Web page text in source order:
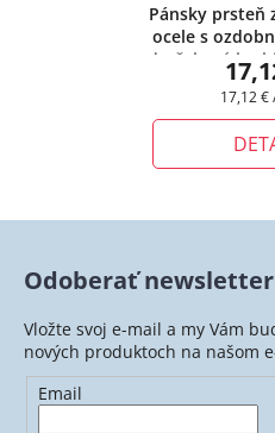
Pánsky prsteň
ocele s
darčeková
17,12 €
Odoberať newsletter
Vložte svoj e-mail a my Vám
nových produktoch na našom
Email